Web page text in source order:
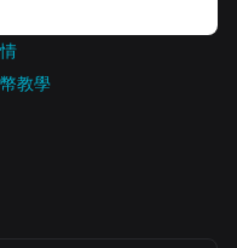
and validator
supply and reduce
教學